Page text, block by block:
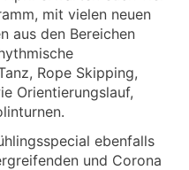
mit vielen neuen
aus den Bereichen
Rope Skipping,
Orientierungslauf,
ebenfalls
und Corona